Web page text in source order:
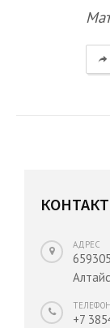
АДРЕС
ТЕЛЕФОН
+7